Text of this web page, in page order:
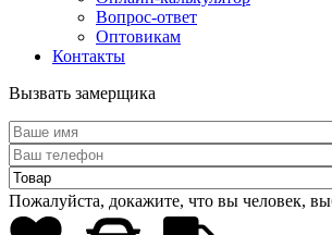
Вопрос-ответ
Оптовикам
Контакты
Вызвать замерщика
Пожалуйста, докажите, что вы человек,